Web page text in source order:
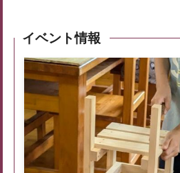
イベント情報